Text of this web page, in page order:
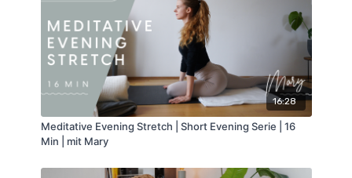
16:28
Meditative Evening Stretch | Short Evening Serie | 16
Min | mit Mary